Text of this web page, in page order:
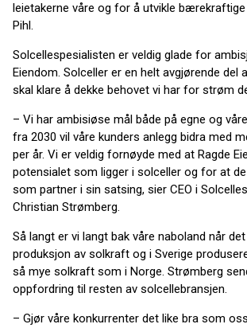
leietakerne våre og for å utvikle
Pihl.
Solcellespesialisten er veldig glade for
Eiendom. Solceller er en helt avgjørende del
skal klare å dekke behovet vi har for strøm
– Vi har ambisiøse mål både på egne og
fra 2030 vil våre kunders anlegg bidra med
per år. Vi er veldig fornøyde med at Ragde
potensialet som ligger i solceller og for at
som partner i sin satsing, sier CEO i
Christian Strømberg.
Så langt er vi langt bak våre naboland når
produksjon av solkraft og i Sverige
så mye solkraft som i Norge. Strømberg
oppfordring til resten av solcellebransjen.
– Gjør våre konkurrenter det like bra som